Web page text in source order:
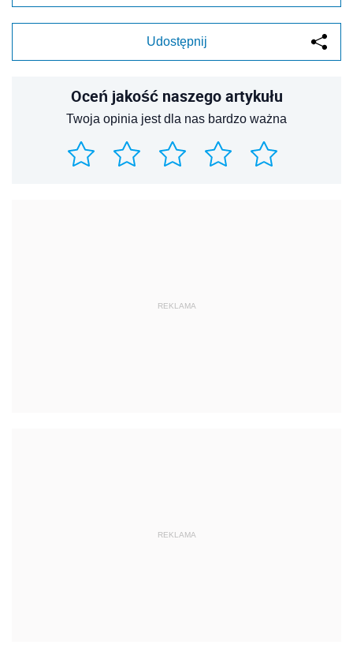
Udostępnij
Oceń jakość naszego artykułu
Twoja opinia jest dla nas bardzo ważna
REKLAMA
REKLAMA